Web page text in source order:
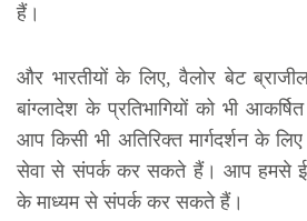
हैं।
और भारतीयों के लिए, वैलोर बेट
बांग्लादेश के प्रतिभागियों को भी
आप किसी भी अतिरिक्त मार्गदर्शन के
सेवा से संपर्क कर सकते हैं। आप हमसे
के माध्यम से संपर्क कर सकते हैं।